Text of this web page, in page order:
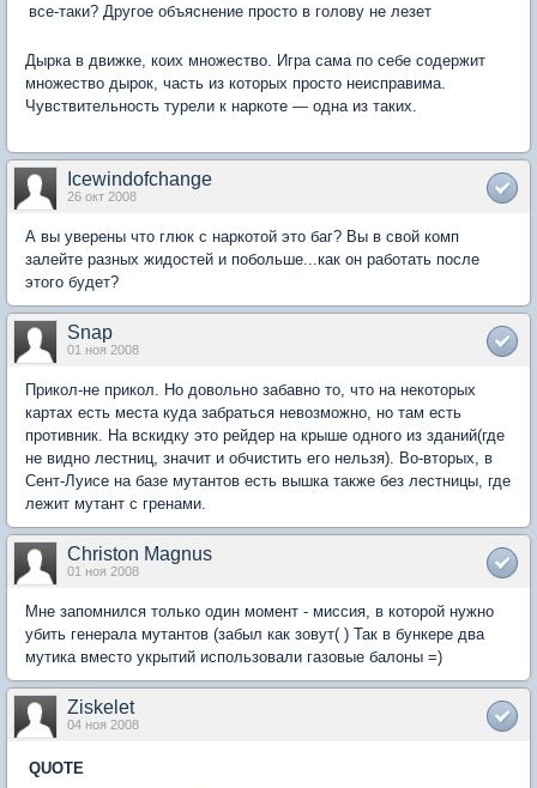
все-таки? Другое объяснение просто в голову не лезет
Дырка в движке, коих множество. Игра сама по себе содержит
множество дырок, часть из которых просто неисправима.
Чувствительность турели к наркоте — одна из таких.
Icewindofchange
26 окт 2008
А вы уверены что глюк с наркотой это баг? Вы в свой комп
залейте разных жидостей и побольше...как он работать после
этого будет?
Snap
01 ноя 2008
Прикол-не прикол. Но довольно забавно то, что на некоторых
картах есть места куда забраться невозможно, но там есть
противник. На вскидку это рейдер на крыше одного из зданий(где
не видно лестниц, значит и обчистить его нельзя). Во-вторых, в
Сент-Луисе на базе мутантов есть вышка также без лестницы, где
лежит мутант с гренами.
Christon Magnus
01 ноя 2008
Мне запомнился только один момент - миссия, в которой нужно
убить генерала мутантов (забыл как зовут( ) Так в бункере два
мутика вместо укрытий использовали газовые балоны =)
Ziskelet
04 ноя 2008
QUOTE